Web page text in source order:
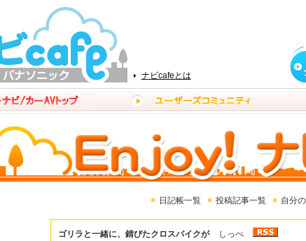
ナビcafeとは
日記帳一覧 投稿記事一覧 自分
ゴリラと一緒に、錆びたクロスバイクが
しっぺ